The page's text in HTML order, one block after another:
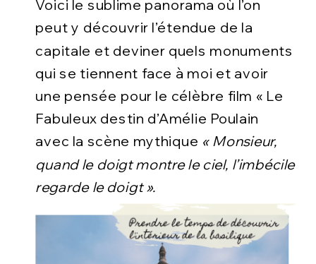
Voici le sublime panorama où l’on
peut y découvrir l’étendue de la
capitale et deviner quels monuments
qui se tiennent face à moi et avoir
une pensée pour le célèbre film « Le
Fabuleux destin d’Amélie Poulain
avec la scène mythique « Monsieur,
quand le doigt montre le ciel, l’imbécile
regarde le doigt ».